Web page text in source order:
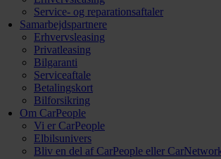
Service- og reparationsaftaler
Samarbejdspartnere
Erhvervsleasing
Privatleasing
Bilgaranti
Serviceaftale
Betalingskort
Bilforsikring
Om CarPeople
Vi er CarPeople
Elbilsunivers
Bliv en del af CarPeople eller